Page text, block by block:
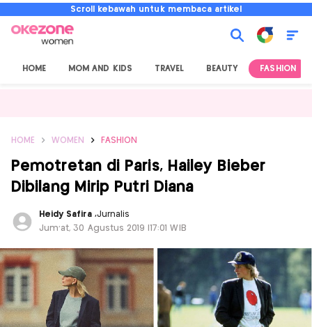
Scroll kebawah untuk membaca artikel
HOME MOM AND KIDS TRAVEL BEAUTY FASHION
HOME WOMEN FASHION
Pemotretan di Paris, Hailey Bieber
Dibilang Mirip Putri Diana
Heidy Safira ,Jurnalis
Jum'at, 30 Agustus 2019 |17:01 WIB